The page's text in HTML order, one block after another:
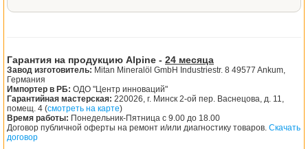
Гарантия на продукцию Alpine - 24 месяца
Завод изготовитель: Mitan Mineralöl GmbH Industriestr. 8 49577 Ankum,
Германия
Импортер в РБ: ОДО "Центр инноваций"
Гарантийная мастерская: 220026, г. Минск 2-ой пер. Васнецова, д. 11,
помещ. 4 (смотреть на карте)
Время работы: Понедельник-Пятница с 9.00 до 18.00
Договор публичной оферты на ремонт и/или диагностику товаров. Скачать
договор